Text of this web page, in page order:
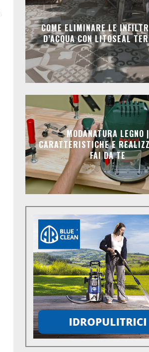
COME ELIMINARE LE
D’ACQUA CON LITOSEAL
MODANATURA LEGNO |
CARATTERISTICHE E
FAI DA TE